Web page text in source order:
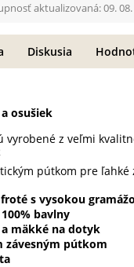
aktualizovaná: 09. 08.
osušiek
vyrobené z veľmi
pútkom pre ľahké
s vysokou
bavlny
mäkké na dotyk
závesným pútkom
Diskusia